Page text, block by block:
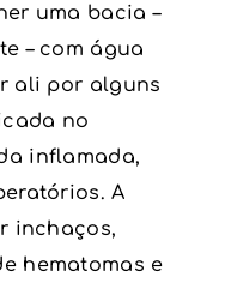
uma bacia –
– com água
ali por alguns
no
inflamada,
A
inchaços,
hematomas e